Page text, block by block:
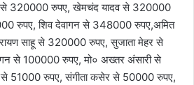
320000 रुपए, खेमचंद यादव से 320000
रुपए, शिव देवागन से 348000 रुपए,अमित
साहू से 320000 रुपए, सुजाता मेहर से
से 100000 रुपए, मो० अख्तर अंसारी से
से 51000 रुपए, संगीता कसेर से 50000 रुपए,